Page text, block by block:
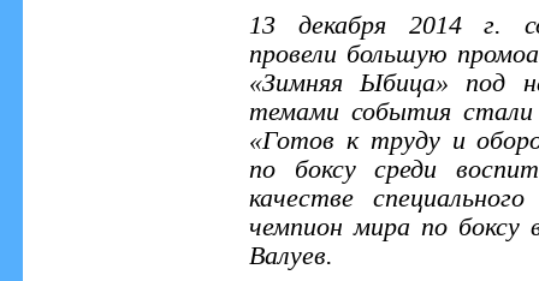
13 декабря 2014 г.
провели большую
«Зимняя Ыбица» под
темами события стали
«Готов к труду и
по боксу среди
качестве
чемпион мира по боксу
Валуев.